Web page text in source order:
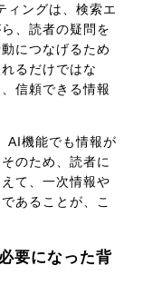
ィングは、検索エ
、読者の疑問を
につなげるため
るだけではな
信頼できる情報
AI機能でも情報が
のため、読者に
て、一次情報や
あることが、こ
要になった背